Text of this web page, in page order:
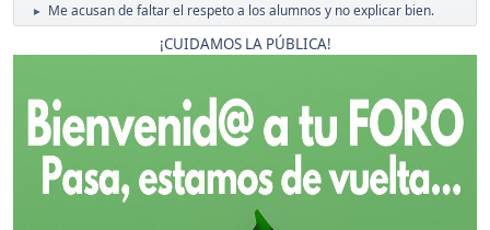
► Me acusan de faltar el respeto a los alumnos y no explicar bien.
¡CUIDAMOS LA PÚBLICA!